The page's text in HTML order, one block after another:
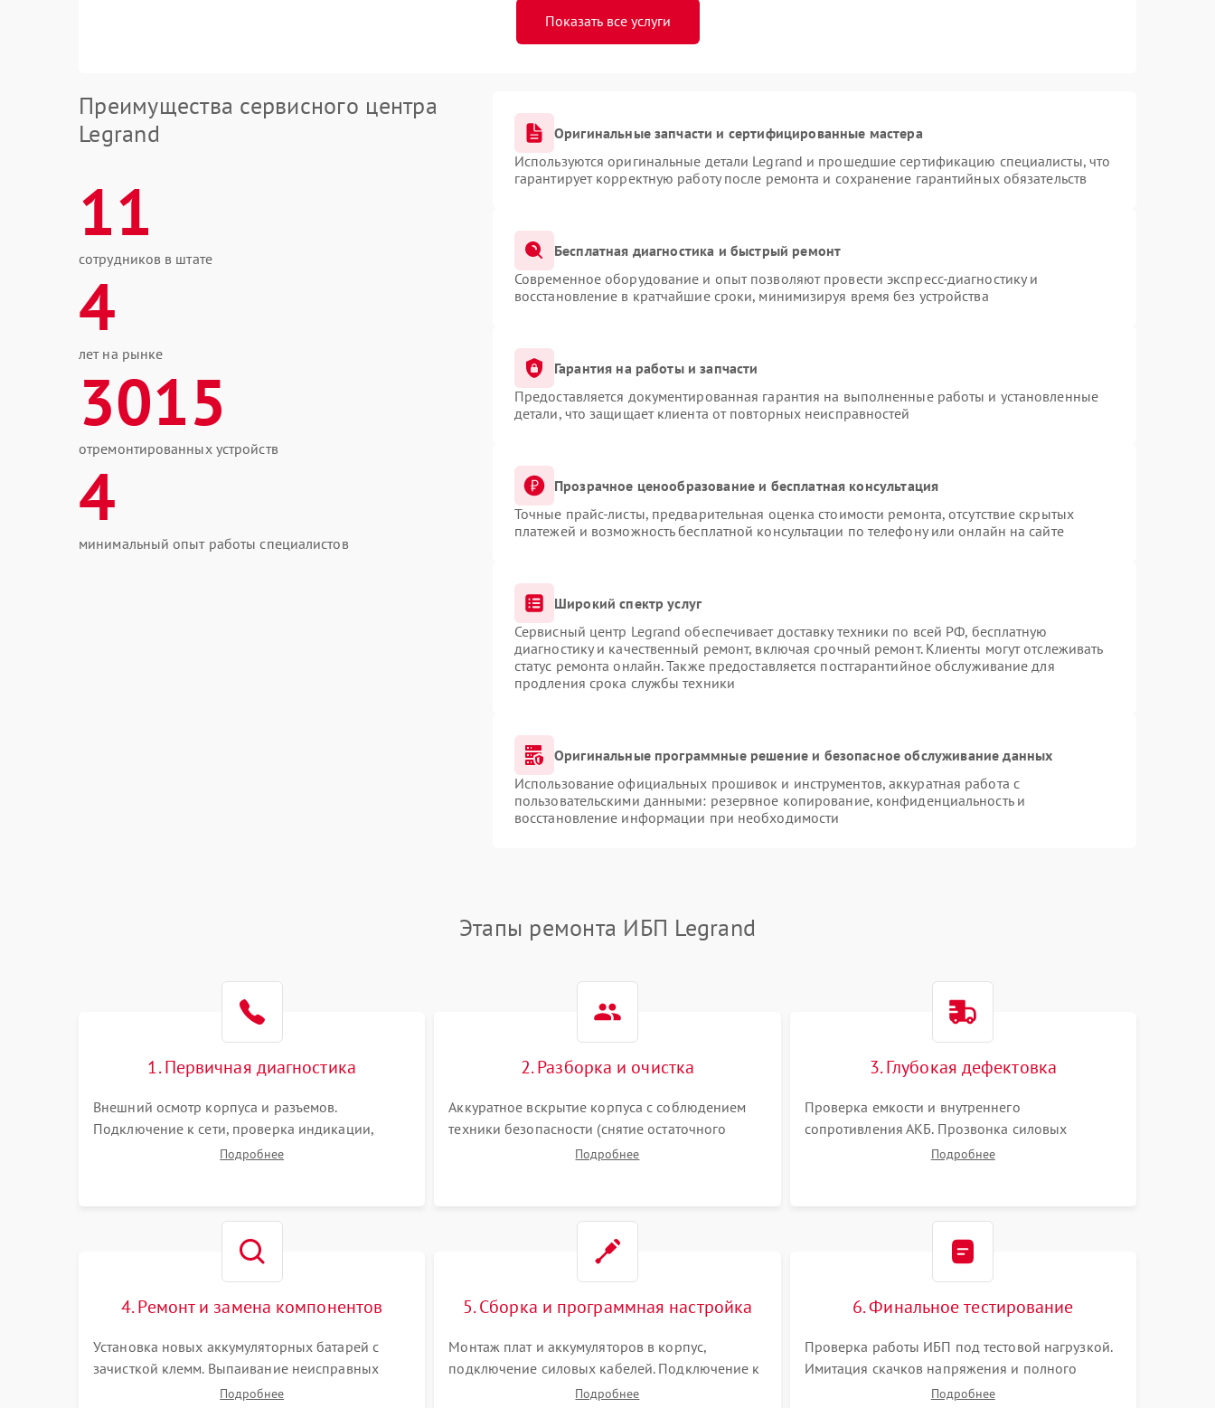
Показать все услуги
Преимущества сервисного центра
Legrand
11
сотрудников в штате
4
лет на рынке
3015
отремонтированных устройств
4
минимальный опыт работы специалистов
Оригинальные запчасти и сертифицированные мастера
Используются оригинальные детали Legrand и прошедшие сертификацию специалисты, что
гарантирует корректную работу после ремонта и сохранение гарантийных обязательств
Бесплатная диагностика и быстрый ремонт
Современное оборудование и опыт позволяют провести экспресс-диагностику и
восстановление в кратчайшие сроки, минимизируя время без устройства
Гарантия на работы и запчасти
Предоставляется документированная гарантия на выполненные работы и установленные
детали, что защищает клиента от повторных неисправностей
Прозрачное ценообразование и бесплатная консультация
Точные прайс-листы, предварительная оценка стоимости ремонта, отсутствие скрытых
платежей и возможность бесплатной консультации по телефону или онлайн на сайте
Широкий спектр услуг
Сервисный центр Legrand обеспечивает доставку техники по всей РФ, бесплатную
диагностику и качественный ремонт, включая срочный ремонт. Клиенты могут отслеживать
статус ремонта онлайн. Также предоставляется постгарантийное обслуживание для
продления срока службы техники
Оригинальные программные решение и безопасное обслуживание данных
Использование официальных прошивок и инструментов, аккуратная работа с
пользовательскими данными: резервное копирование, конфиденциальность и
восстановление информации при необходимости
Этапы ремонта ИБП Legrand
1. Первичная диагностика
Внешний осмотр корпуса и разъемов.
Подключение к сети, проверка индикации,
звуковых сигналов и кодов ошибок. Измерение
Подробнее
2. Разборка и очистка
Аккуратное вскрытие корпуса с соблюдением
техники безопасности (снятие остаточного
заряда). Очистка плат, радиаторов и кулеров от
Подробнее
3. Глубокая дефектовка
Проверка емкости и внутреннего
сопротивления АКБ. Прозвонка силовых
транзисторов инвертора, диодов, реле
Подробнее
4. Ремонт и замена компонентов
Установка новых аккумуляторных батарей с
зачисткой клемм. Выпаивание неисправных
элементов инвертора или цепи зарядки и
Подробнее
5. Сборка и программная настройка
Монтаж плат и аккумуляторов в корпус,
подключение силовых кабелей. Подключение к
ПК для программной калибровки констант
Подробнее
6. Финальное тестирование
Проверка работы ИБП под тестовой нагрузкой.
Имитация скачков напряжения и полного
отключения сети. Контроль времени автономной
Подробнее